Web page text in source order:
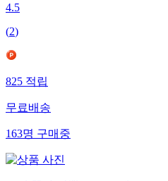
4.5
(2)
825적립
무료배송
163명구매중